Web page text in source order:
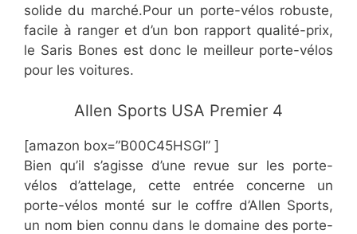
solide du marché.Pour un porte-vélos robuste,
facile à ranger et d’un bon rapport qualité-prix,
le Saris Bones est donc le meilleur porte-vélos
pour les voitures.
​Allen Sports USA Premier 4
[amazon box=”​​B00C45HSGI” ]
​Bien qu’il s’agisse d’une revue sur les porte-
vélos d’attelage, cette entrée concerne un
porte-vélos monté sur le coffre d’Allen Sports,
un nom bien connu dans le domaine des porte-